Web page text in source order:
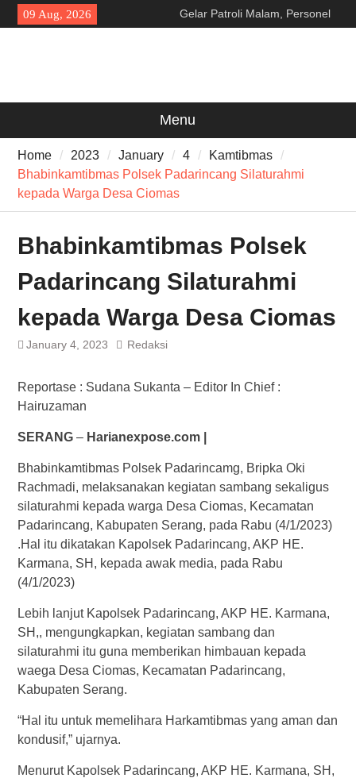
Skip
to
09 Aug, 2026
Gelar Patroli Malam, Personel
Polsek Rangkasbitung Imbau
Menu
Home 2023 January 4
Kamtibmas
Bhabinkamtibmas Polsek Padarincang Silaturahmi
kepada Warga Desa Ciomas
Bhabinkamtibmas Polsek
Padarincang Silaturahmi
kepada Warga Desa Ciomas
January 4, 2023 Redaksi
Reportase : Sudana Sukanta – Editor In Chief :
Hairuzaman
SERANG– Harianexpose.com |
Bhabinkamtibmas Polsek Padarincamg, Bripka Oki
Rachmadi, melaksanakan kegiatan sambang sekaligus
silaturahmi kepada warga Desa Ciomas, Kecamatan
Padarincang, Kabupaten Serang, pada Rabu (4/1/2023)
.Hal itu dikatakan Kapolsek Padarincang, AKP HE.
Karmana, SH, kepada awak media, pada Rabu
(4/1/2023)
Lebih lanjut Kapolsek Padarincang, AKP HE. Karmana,
SH,, mengungkapkan, kegiatan sambang dan
silaturahmi itu guna memberikan himbauan kepada
waega Desa Ciomas, Kecamatan Padarincang,
Kabupaten Serang.
“Hal itu untuk memelihara Harkamtibmas yang aman dan
kondusif,” ujarnya.
Menurut Kapolsek Padarincang, AKP HE. Karmana, SH,